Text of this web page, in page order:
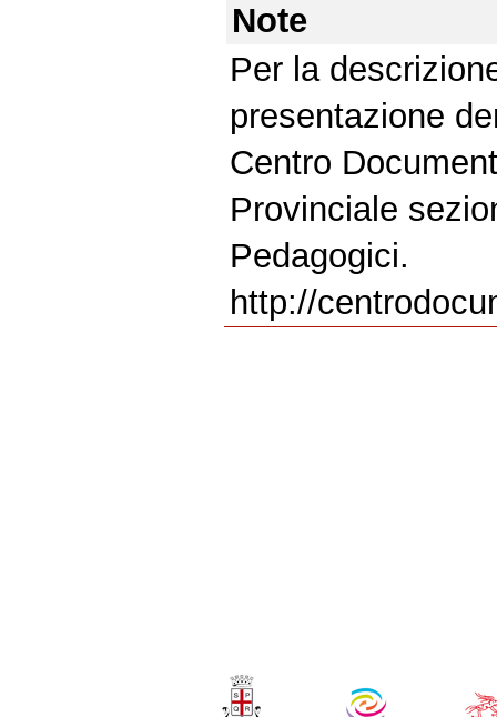
Note
Per la
presentazione
Centro
Provinciale
Pedagogici.
http://